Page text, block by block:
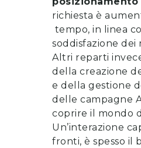
richiesta è
tempo, in linea
soddisfazione dei
Altri reparti
della creazione
e della gestione
delle campagne
coprire il mondo
Un’interazione
fronti, è spesso il